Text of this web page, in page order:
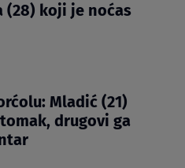
(28) koji je noćas
Mladić (21)
drugovi ga